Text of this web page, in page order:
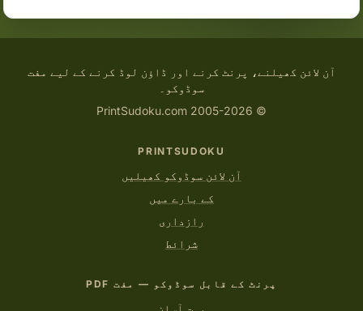
آن لائن کھیلنے، پرنٹ کرنے اور ڈاؤن لوڈ کرنے کے لیے مفت
سوڈوکو۔
© 2005-2026 PrintSudoku.com
PRINTSUDOKU
آن لائن سوڈوکو کھیلیں
کے بارے میں
رازداری
شرائط
پرنٹ کے قابل سوڈوکو — مفت PDF
بہت آسان